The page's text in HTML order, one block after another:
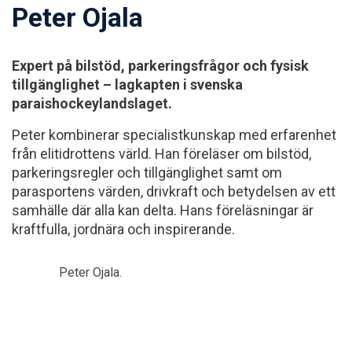
Peter Ojala
Expert på bilstöd, parkeringsfrågor och fysisk
tillgänglighet – lagkapten i svenska
paraishockeylandslaget.
Peter kombinerar specialistkunskap med erfarenhet
från elitidrottens värld. Han föreläser om bilstöd,
parkeringsregler och tillgänglighet samt om
parasportens värden, drivkraft och betydelsen av ett
samhälle där alla kan delta. Hans föreläsningar är
kraftfulla, jordnära och inspirerande.
Peter Ojala.